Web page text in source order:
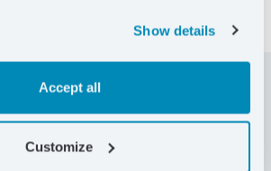
Show details
Accept all
Customize
kontynuacją popularnego modelu
można go używać latem
który lubi nocować w